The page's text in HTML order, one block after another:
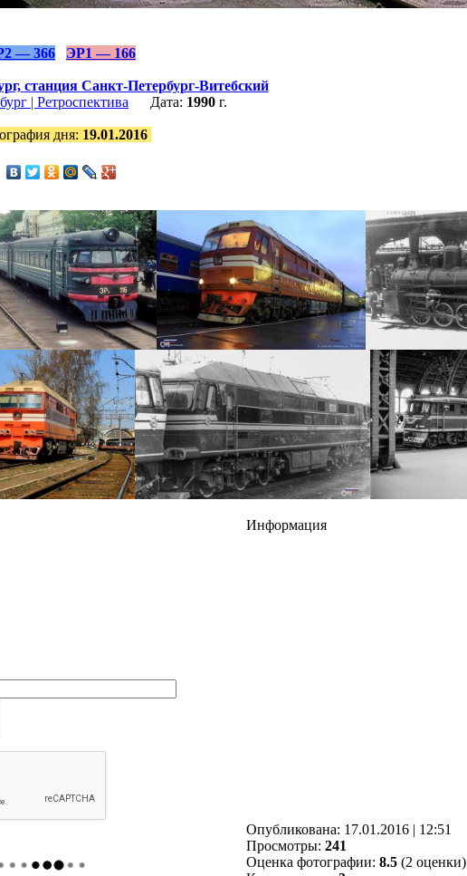
— 366 ЭР1 — 166
станция Санкт-Петербург-Витебский
| Ретроспектива Дата: 1990 г.
дня: 19.01.2016
Информация
Опубликованa: 17.01.2016 | 12:51
Просмотры: 241
Оценка фотографии: 8.5 (2 оценки)